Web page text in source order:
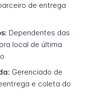
de entrega
Dependentes das
local de última
Gerenciado de
e coleta do